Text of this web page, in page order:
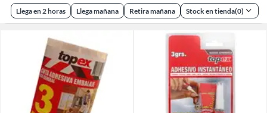
Llega en 2 horas Llega mañana Retira mañana Stock en tienda(0)